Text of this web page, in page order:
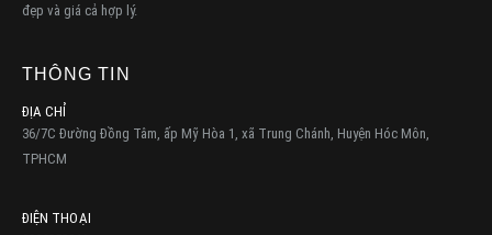
đẹp và giá cả hợp lý.
THÔNG TIN
ĐỊA CHỈ
36/7C Đường Đồng Tâm, ấp Mỹ Hòa 1, xã Trung Chánh, Huyện Hóc Môn,
TPHCM
ĐIỆN THOẠI